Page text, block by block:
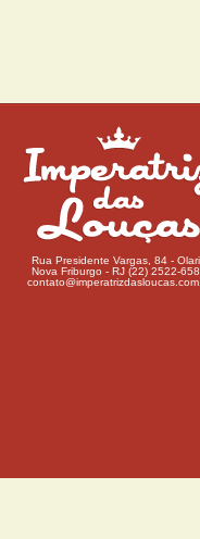
Rua Presidente Vargas, 84 -
Nova Friburgo - RJ (22) 2522-